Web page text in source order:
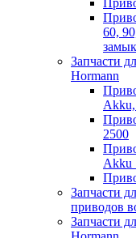
60,
Запчасти
Hormann
2500
Akku
Запчасти
приводов
Запчасти